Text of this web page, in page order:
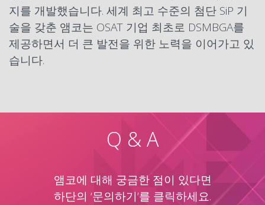
지를 개발했습니다. 세계 최고 수준의 첨단 SiP 기
술을 갖춘 앰코는 OSAT 기업 최초로 DSMBGA를
제공하면서 더 큰 발전을 위한 노력을 이어가고 있
습니다.
Q & A
앰코에 대해 궁금한 점이 있다면
하단의 ‘문의하기’를 클릭하세요.